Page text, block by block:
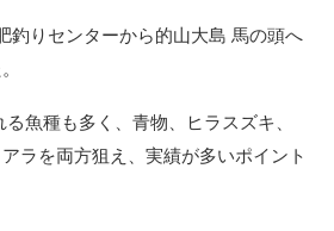
釣りセンターから的山大島 馬の頭へ
魚種も多く、青物、ヒラスズキ、
ラを両方狙え、実績が多いポイント